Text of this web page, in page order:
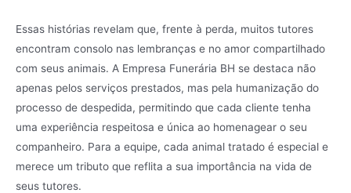
Essas histórias revelam que, frente à perda, muitos tutores
encontram consolo nas lembranças e no amor compartilhado
com seus animais. A Empresa Funerária BH se destaca não
apenas pelos serviços prestados, mas pela humanização do
processo de despedida, permitindo que cada cliente tenha
uma experiência respeitosa e única ao homenagear o seu
companheiro. Para a equipe, cada animal tratado é especial e
merece um tributo que reflita a sua importância na vida de
seus tutores.